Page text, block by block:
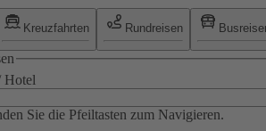
Kreuzfahrten Rundreisen
Hotel
Sie die Pfeiltasten zum Navigieren.